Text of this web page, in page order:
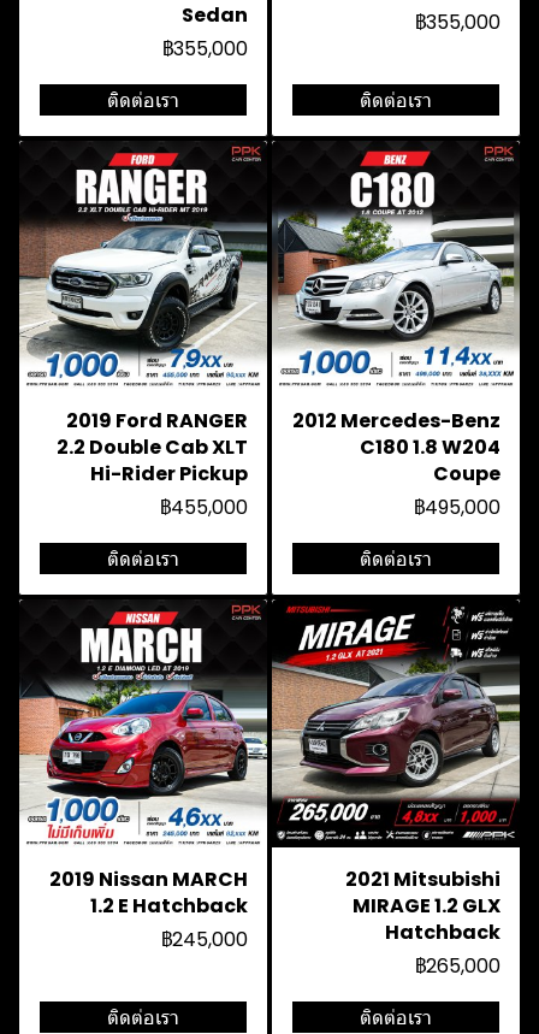
Sedan
฿355,000
ติดต่อเรา
฿355,000
ติดต่อเรา
2019 Ford RANGER
2.2 Double Cab XLT
Hi-Rider Pickup
฿455,000
ติดต่อเรา
2012 Mercedes-Benz
C180 1.8 W204
Coupe
฿495,000
ติดต่อเรา
2019 Nissan MARCH
1.2 E Hatchback
฿245,000
ติดต่อเรา
2021 Mitsubishi
MIRAGE 1.2 GLX
Hatchback
฿265,000
ติดต่อเรา